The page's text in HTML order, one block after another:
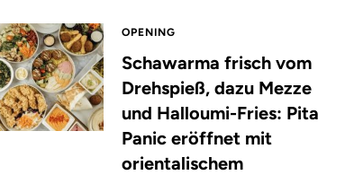
OPENING
Schawarma frisch vom
Drehspieß, dazu Mezze
und Halloumi-Fries: Pita
Panic eröffnet mit
orientalischem